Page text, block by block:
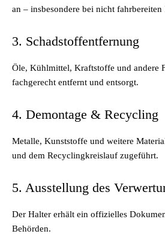
an – insbesondere bei nicht fahrbereiten
3. Schadstoffentfernung
Öle, Kühlmittel, Kraftstoffe und andere
fachgerecht entfernt und entsorgt.
4. Demontage & Recycling
Metalle, Kunststoffe und weitere
und dem Recyclingkreislauf zugeführt.
5. Ausstellung des
Der Halter erhält ein offizielles
Behörden.